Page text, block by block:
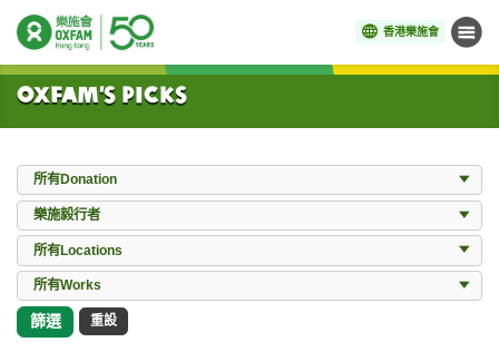
香港樂施會 目錄
開始主要內容
Oxfam’s Picks
Donation
所有Donation
Events
樂施毅行者
Locations
所有Locations
所有Works
所有Works
篩選 重設